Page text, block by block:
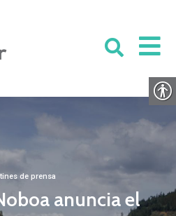
de prensa
anuncia el